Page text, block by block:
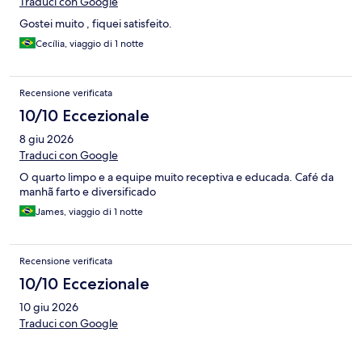
Gostei muito , fiquei satisfeito.
Cecília, viaggio di 1 notte
Recensione verificata
10/10 Eccezionale
8 giu 2026
Traduci con Google
O quarto limpo e a equipe muito receptiva e educada. Café da
manhã farto e diversificado
James, viaggio di 1 notte
Recensione verificata
10/10 Eccezionale
10 giu 2026
Traduci con Google